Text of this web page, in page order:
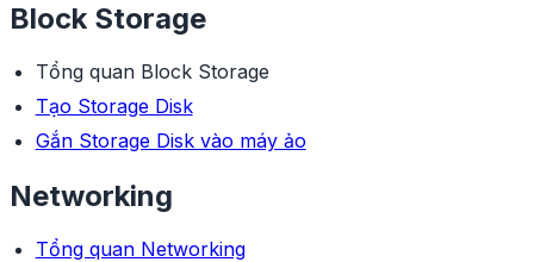
Block Storage
Tổng quan Block Storage
Tạo Storage Disk
Gắn Storage Disk vào máy ảo
Networking
Tổng quan Networking